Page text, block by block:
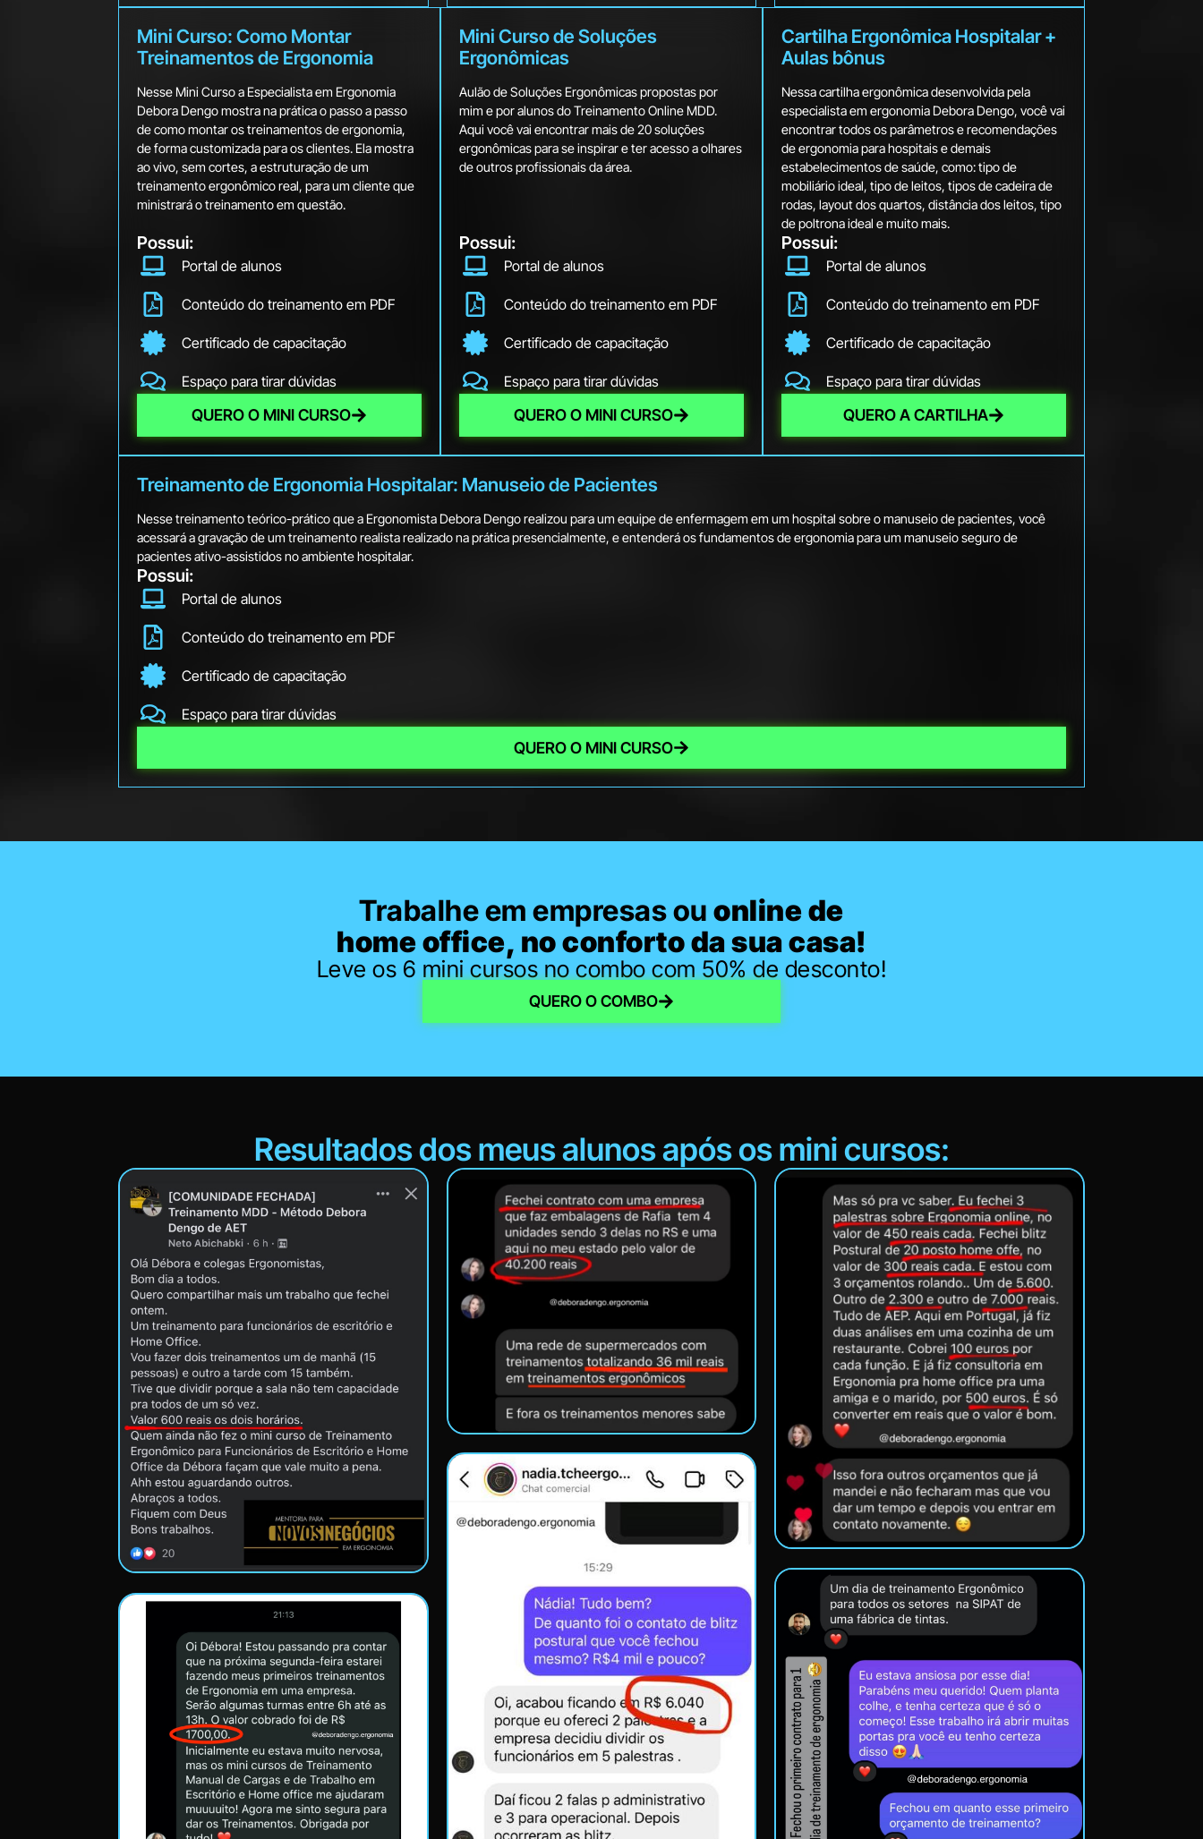
Mini Curso: Como Montar
Treinamentos de Ergonomia
Nesse Mini Curso a Especialista em Ergonomia
Debora Dengo mostra na prática o passo a passo
de como montar os treinamentos de ergonomia,
de forma customizada para os clientes. Ela mostra
ao vivo, sem cortes, a estruturação de um
treinamento ergonômico real, para um cliente que
ministrará o treinamento em questão.
Possui:
Portal de alunos
Conteúdo do treinamento em PDF
Certificado de capacitação
Espaço para tirar dúvidas
QUERO O MINI CURSO
Mini Curso de Soluções
Ergonômicas
Aulão de Soluções Ergonômicas propostas por
mim e por alunos do Treinamento Online MDD.
Aqui você vai encontrar mais de 20 soluções
ergonômicas para se inspirar e ter acesso a olhares
de outros profissionais da área.
Possui:
Portal de alunos
Conteúdo do treinamento em PDF
Certificado de capacitação
Espaço para tirar dúvidas
QUERO O MINI CURSO
Cartilha Ergonômica Hospitalar +
Aulas bônus
Nessa cartilha ergonômica desenvolvida pela
especialista em ergonomia Debora Dengo, você vai
encontrar todos os parâmetros e recomendações
de ergonomia para hospitais e demais
estabelecimentos de saúde, como: tipo de
mobiliário ideal, tipo de leitos, tipos de cadeira de
rodas, layout dos quartos, distância dos leitos, tipo
de poltrona ideal e muito mais.
Possui:
Portal de alunos
Conteúdo do treinamento em PDF
Certificado de capacitação
Espaço para tirar dúvidas
QUERO A CARTILHA
Treinamento de Ergonomia Hospitalar: Manuseio de Pacientes
Nesse treinamento teórico-prático que a Ergonomista Debora Dengo realizou para um equipe de enfermagem em um hospital sobre o manuseio de pacientes, você
acessará a gravação de um treinamento realista realizado na prática presencialmente, e entenderá os fundamentos de ergonomia para um manuseio seguro de
pacientes ativo-assistidos no ambiente hospitalar.
Possui:
Portal de alunos
Conteúdo do treinamento em PDF
Certificado de capacitação
Espaço para tirar dúvidas
QUERO O MINI CURSO
Trabalhe em empresas ouonline de
home office, no conforto da sua casa!
Leve os 6 mini cursos no combo com 50% de desconto!
QUERO O COMBO
Resultados dos meus alunos após os mini cursos: